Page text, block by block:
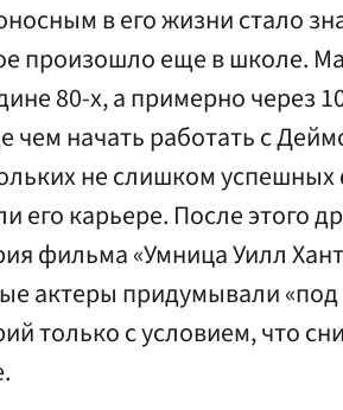
в его жизни стало
произошло еще в школе.
80-х, а примерно через
чем начать работать с
не слишком
его карьере. После этого
фильма «Умница Уилл
актеры придумывали «под
только с условием, что